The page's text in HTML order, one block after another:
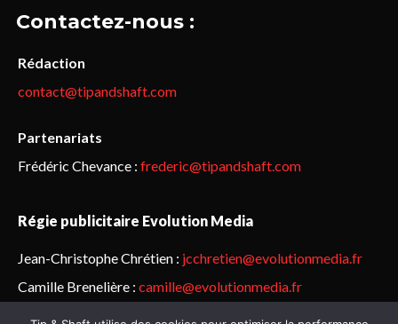
Contactez-nous :
Rédaction
contact@tipandshaft.com
Partenariats
Frédéric Chevance : frederic@tipandshaft.com
Régie publicitaire Evolution Media
Jean-Christophe Chrétien : jcchretien@evolutionmedia.fr
Camille Brenelière : camille@evolutionmedia.fr